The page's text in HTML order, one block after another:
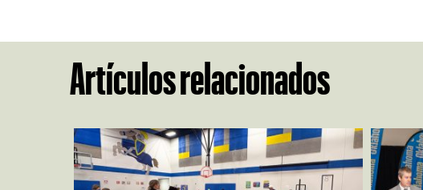
Artículos relacionados